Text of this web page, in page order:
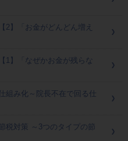
2】「お金がどんどん増え
1】「なぜかお金が残らな
組み化～院長不在で回る仕
税対策 ～3つのタイプの節